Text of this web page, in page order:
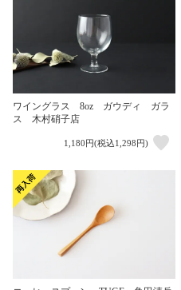
ワイングラス 8oz ガウディ ガラ
ス 木村硝子店
1,180円(税込1,298円)